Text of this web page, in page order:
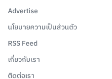
Advertise
นโยบายความเป็นส่วนตัว
RSS Feed
เกี่ยวกับเรา
ติดต่อเรา